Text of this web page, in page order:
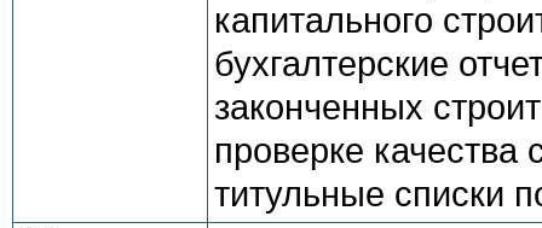
капитального
бухгалтерские
законченных
проверке качества
титульные списки